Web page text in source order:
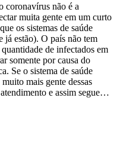
coronavírus não é a
muita gente em um curto
os sistemas de saúde
já estão). O país não tem
de infectados em
somente por causa do
Se o sistema de saúde
mais gente dessas
e assim segue…